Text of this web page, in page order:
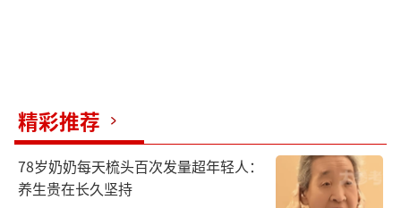
精彩推荐
78岁奶奶每天梳头百次发量超年轻人：
养生贵在长久坚持